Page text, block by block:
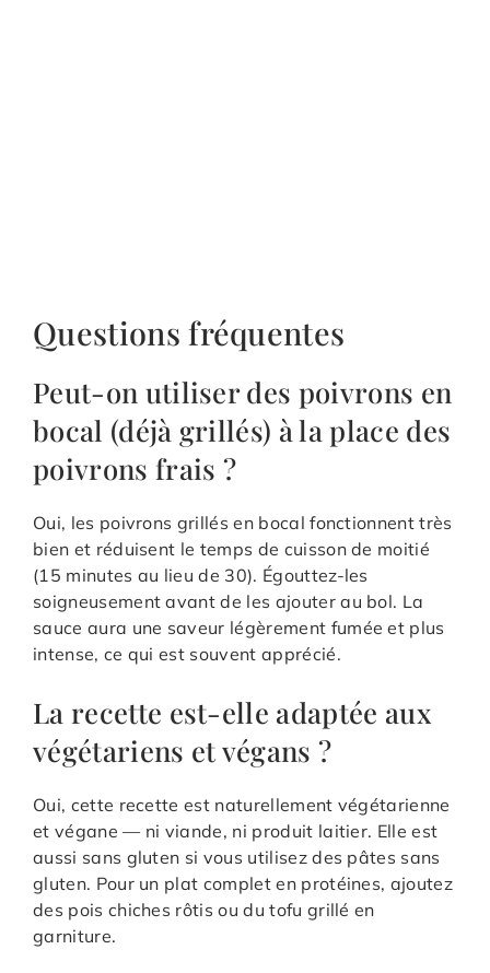
Questions fréquentes
Peut-on utiliser des poivrons en
bocal (déjà grillés) à la place des
poivrons frais ?
Oui, les poivrons grillés en bocal fonctionnent très
bien et réduisent le temps de cuisson de moitié
(15 minutes au lieu de 30). Égouttez-les
soigneusement avant de les ajouter au bol. La
sauce aura une saveur légèrement fumée et plus
intense, ce qui est souvent apprécié.
La recette est-elle adaptée aux
végétariens et végans ?
Oui, cette recette est naturellement végétarienne
et végane — ni viande, ni produit laitier. Elle est
aussi sans gluten si vous utilisez des pâtes sans
gluten. Pour un plat complet en protéines, ajoutez
des pois chiches rôtis ou du tofu grillé en
garniture.